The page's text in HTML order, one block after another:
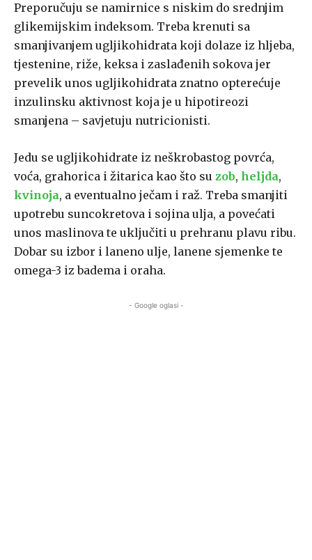
Preporučuju se namirnice s niskim do srednjim
glikemijskim indeksom. Treba krenuti sa
smanjivanjem ugljikohidrata koji dolaze iz hljeba,
tjestenine, riže, keksa i zaslađenih sokova jer
prevelik unos ugljikohidrata znatno opterećuje
inzulinsku aktivnost koja je u hipotireozi
smanjena – savjetuju nutricionisti.
Jedu se ugljikohidrate iz neškrobastog povrća,
voća, grahorica i žitarica kao što su zob, heljda,
kvinoja, a eventualno ječam i raž. Treba smanjiti
upotrebu suncokretova i sojina ulja, a povećati
unos maslinova te uključiti u prehranu plavu ribu.
Dobar su izbor i laneno ulje, lanene sjemenke te
omega-3 iz badema i oraha.
- Google oglasi -